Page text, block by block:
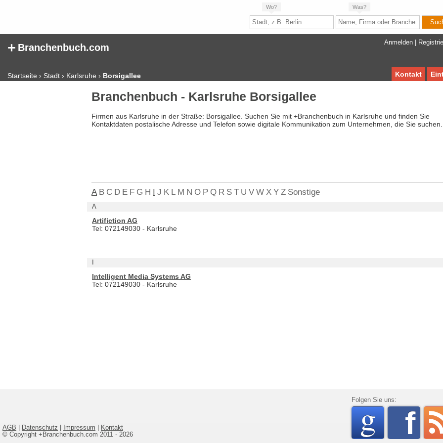
Wo? Was?
Anmelden
+ Branchenbuch.com
Startseite › Stadt › Karlsruhe › Borsigallee Kontakt
Branchenbuch - Karlsruhe Borsigallee
Firmen aus Karlsruhe in der Straße: Borsigallee. Suchen Sie mit +Branchenbuch in Karlsruhe und finden Sie
Kontaktdaten postalische Adresse und Telefon sowie digitale Kommunikation zum Unternehmen, die Sie suchen.
A B C D E F G H I J K L M N O P Q R S T U V W X Y Z Sonstige
A
Artifiction AG
Tel: 072149030 - Karlsruhe
Intelligent Media Systems AG
Tel: 072149030 - Karlsruhe
AGB Datenschutz Impressum
Kontakt
© Copyright +Branchenbuch.com 2011 - 2026
Folgen Sie uns:
rss